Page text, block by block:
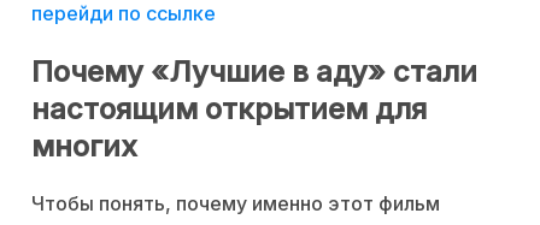
перейди по ссылке
Почему «Лучшие в аду» стали
настоящим открытием для
многих
Чтобы понять, почему именно этот фильм